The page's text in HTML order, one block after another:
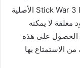
الجلود المغلقة: بعد تحميل لعبة Stick War 3 Legacy الأصلية
مغلقة لا يمكنه
الحصول على هذه
الاستمتاع بها